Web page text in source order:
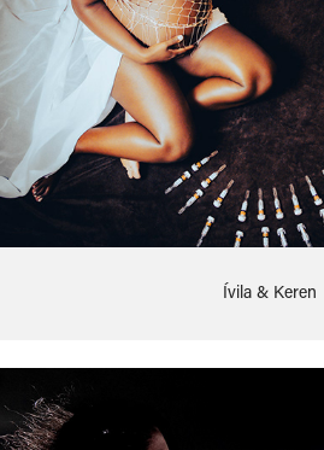
Ívila & Keren